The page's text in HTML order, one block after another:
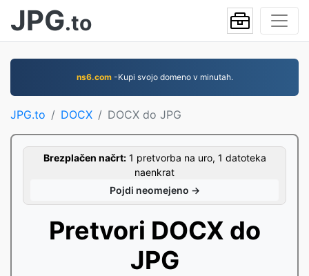
JPG.to
ns6.com-Kupi svojo domeno v minutah.
JPG.to DOCX DOCX do JPG
Brezplačen načrt:1 pretvorba na uro, 1 datoteka
naenkrat
Pojdi neomejeno →
Pretvori DOCX do
JPG